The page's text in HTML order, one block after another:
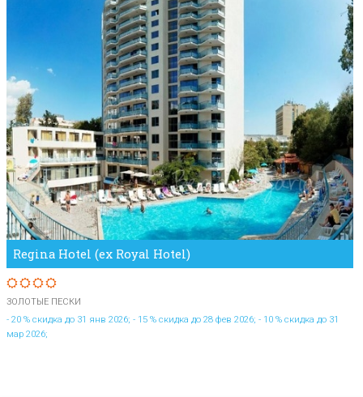
Regina Hotel (ex Royal Hotel)
ЗОЛОТЫЕ ПЕСКИ
- 20 % скидка до 31 янв 2026; - 15 % скидка до 28 фев 2026; - 10 % скидка до 31
мар 2026;